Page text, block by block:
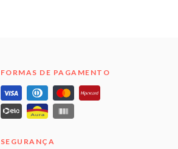
FORMAS DE PAGAMENTO
SEGURANÇA